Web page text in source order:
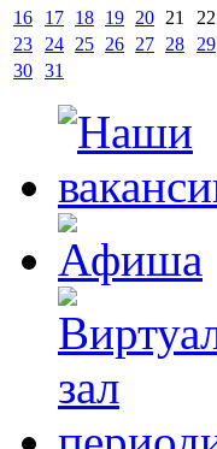
16
17 18 19 20 21
22
23
24 25 26 27 28
29
30 31